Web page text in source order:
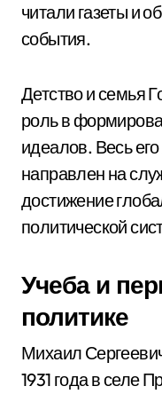
читали газеты и
события.
Детство и семья
роль в
идеалов. Весь
направлен на
достижение
политической
Учеба и
политике
Михаил
1931 года в селе